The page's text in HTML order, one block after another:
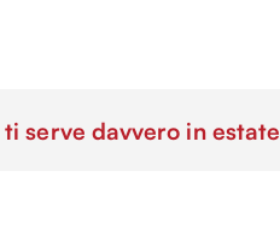
serve davvero in estate